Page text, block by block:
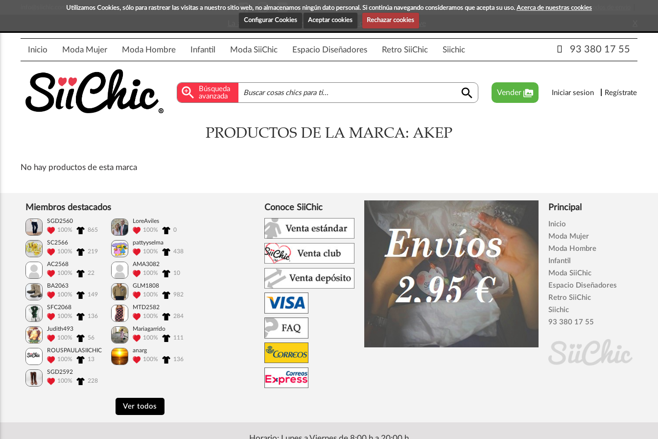
Utilizamos Cookies, sólo para rastrear las visitas a nuestro sitio web, no almacenamos ningún dato personal. Si continúa navegando consideramos que acepta su uso. Acerca de nuestras cookies
Configurar Cookies
Aceptar cookies Rechazar cookies
¡Compra y vende moda! Blog Siichic ¡Descubre maravillosas prendas que esperan tu visita! Preguntas frecuentes Métodos de envío
La app para android esta en fase beta, disponible en breve
Inicio Moda Mujer Moda Hombre Infantil Moda SiiChic Espacio Diseñadores Retro SiiChic Siichic 93 380 17 55
zoom_in
Búsqueda
avanzada
search Vender perm_media Iniciar sesion Regístrate
PRODUCTOS DE LA MARCA: AKEP
No hay productos de esta marca
Miembros destacados
SGD2560
100%
865
LoreAviles
100%
0
SC2566
100%
219
pattyyselma
100%
438
AC2568
100%
22
AMA3082
100%
10
BA2063
100%
149
GLM1808
100%
982
SFC2068
100%
136
MTD2582
100%
284
Judith493
100%
56
Mariagarrido
100%
111
ROUSPAULASIICHIC
100%
13
anarg
100%
136
SGD2592
100%
228
Ver todos
Conoce SiiChic Principal
Inicio
Moda Mujer
Moda Hombre
Infantil
Moda SiiChic
Espacio Diseñadores
Retro SiiChic
Siichic
93 380 17 55